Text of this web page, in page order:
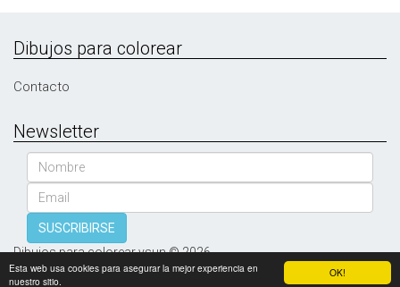
OK!
Esta web usa cookies para asegurar la mejor experiencia en
nuestro sitio.
Dibujos para colorear
Contacto
Newsletter
Nombre
Email
SUSCRIBIRSE
Dibujos para colorear vsun © 2026